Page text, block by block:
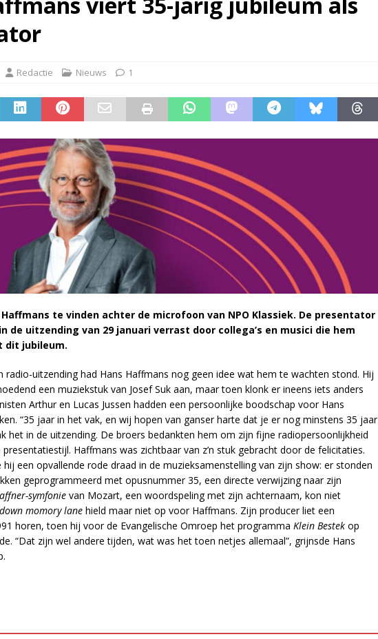
Televisie wint snel terrein als apparaat voor podcasts )
Redactie Nieuws 1
Haffmans te vinden achter de microfoon van NPO Klassiek. De presentator
de uitzending van 29 januari verrast door collega’s en musici die hem
dit jubileum.
radio-uitzending had Hans Haffmans nog geen idee wat hem te wachten stond. Hij
een muziekstuk van Josef Suk aan, maar toen klonk er ineens iets anders
Arthur en Lucas Jussen hadden een persoonlijke boodschap voor Hans
“35 jaar in het vak, en wij hopen van ganser harte dat je er nog minstens 35 jaar
het in de uitzending. De broers bedankten hem om zijn fijne radiopersoonlijkheid
Haffmans was zichtbaar van z’n stuk gebracht door de felicitaties.
hij een opvallende rode draad in de muzieksamenstelling van zijn show: er stonden
geprogrammeerd met opusnummer 35, een directe verwijzing naar zijn
symfonie van Mozart, een woordspeling met zijn achternaam, kon niet
momory lane hield maar niet op voor Haffmans. Zijn producer liet een
horen, toen hij voor de Evangelische Omroep het programma Klein Bestek op
“Dat zijn wel andere tijden, wat was het toen netjes allemaal”, grijnsde Hans